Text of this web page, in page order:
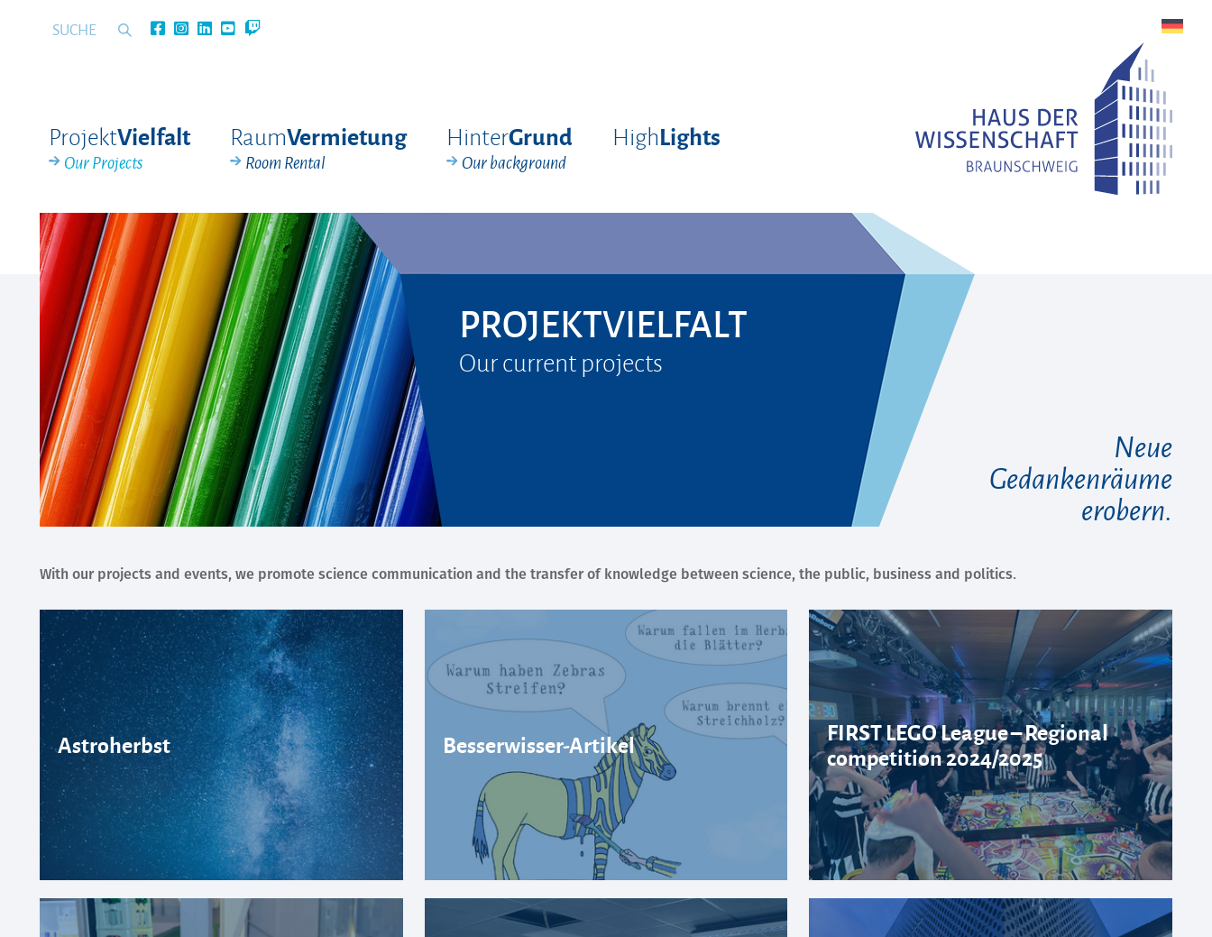
ProjektVielfalt
Our Projects
RaumVermietung
Room Rental
HinterGrund
Our background
HighLights
PROJEKTVIELFALT
Our current projects
Neue
Gedankenräume
erobern.
With our projects and events, we promote science communication and the transfer of knowledge between science, the public, business and politics.
Astroherbst Besserwisser-Artikel
FIRST LEGO League – Regional
competition 2024/2025